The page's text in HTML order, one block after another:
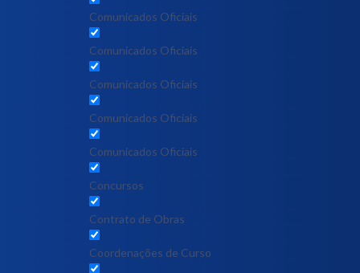
Comunicados Oficiais
Comunicados Oficiais
Comunicados Oficiais
Comunicados Oficiais
Comunicados Oficiais
Concursos
Contrato de Obras
Coordenações de Curso